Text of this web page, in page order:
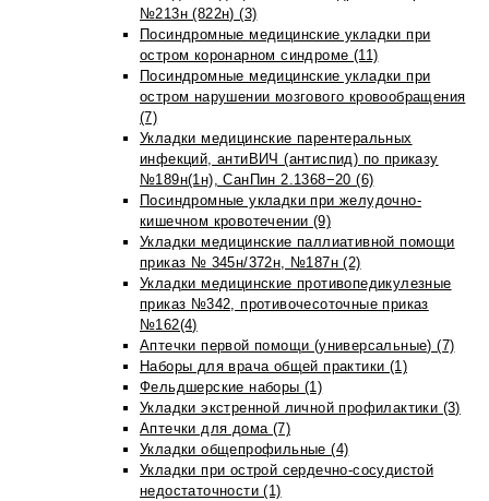
№213н (822н) (3)
Посиндромные медицинские укладки при
остром коронарном синдроме (11)
Посиндромные медицинские укладки при
остром нарушении мозгового кровообращения
(7)
Укладки медицинские парентеральных
инфекций, антиВИЧ (антиспид) по приказу
№189н(1н), СанПин 2.1368−20 (6)
Посиндромные укладки при желудочно-
кишечном кровотечении (9)
Укладки медицинские паллиативной помощи
приказ № 345н/372н, №187н (2)
Укладки медицинские противопедикулезные
приказ №342, противочесоточные приказ
№162(4)
Аптечки первой помощи (универсальные) (7)
Наборы для врача общей практики (1)
Фельдшерские наборы (1)
Укладки экстренной личной профилактики (3)
Аптечки для дома (7)
Укладки общепрофильные (4)
Укладки при острой сердечно-сосудистой
недостаточности (1)